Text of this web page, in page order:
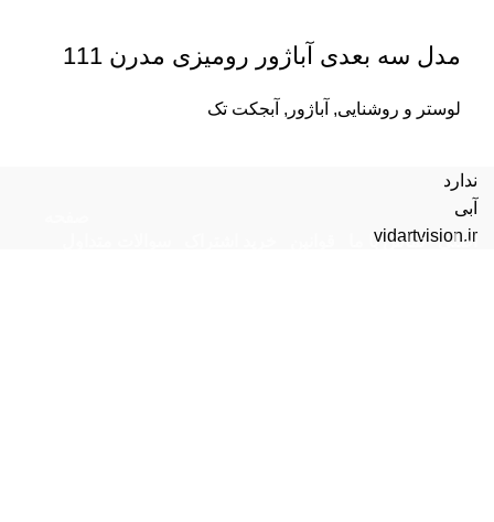
مدل سه بعدی آباژور رومیزی مدرن 111
لوستر و روشنایی, آباژور , آبجکت تک
ندارد
آبی
vidartvision.ir
اصلی
تماس با ما